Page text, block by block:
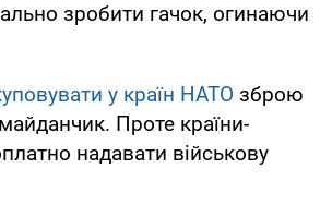
зробити гачок, огинаючи
у країн НАТО зброю
Проте країни-
надавати військову